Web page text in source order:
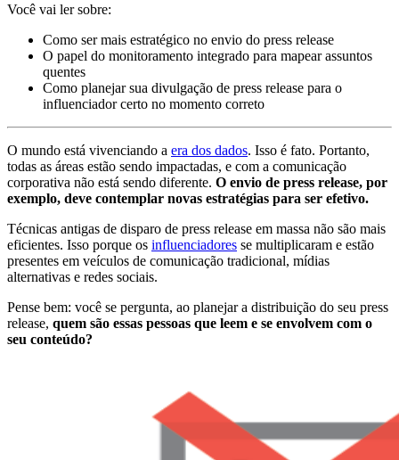
Você vai ler sobre:
Como ser mais estratégico no envio do press release
O papel do monitoramento integrado para mapear assuntos
quentes
Como planejar sua divulgação de press release para o
influenciador certo no momento correto
O mundo está vivenciando a era dos dados. Isso é fato. Portanto,
todas as áreas estão sendo impactadas, e com a comunicação
corporativa não está sendo diferente. O envio de press release, por
exemplo, deve contemplar novas estratégias para ser efetivo.
Técnicas antigas de disparo de press release em massa não são mais
eficientes. Isso porque os influenciadores se multiplicaram e estão
presentes em veículos de comunicação tradicional, mídias
alternativas e redes sociais.
Pense bem: você se pergunta, ao planejar a distribuição do seu press
release, quem são essas pessoas que leem e se envolvem com o
seu conteúdo?